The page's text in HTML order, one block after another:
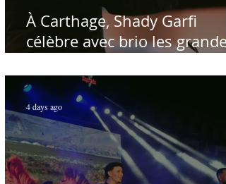
À Carthage, Shady Garfi
célèbre avec brio les grandes
Par Sofien Manaï
4 days ago